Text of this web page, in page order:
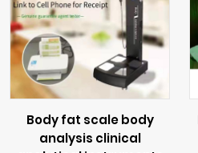
Body fat scale body
analysis clinical